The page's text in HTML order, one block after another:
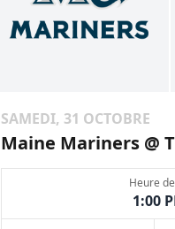
SAMEDI, 31 OCTOBRE
Maine Mariners @
Heure
1:00